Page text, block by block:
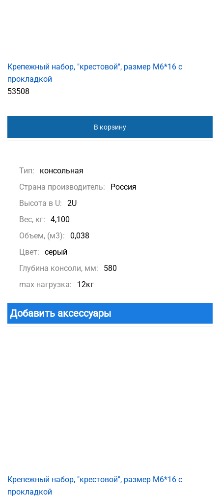
Крепежный набор, "крестовой", размер M6*16 с
прокладкой
53508
В корзину
Тип:
консольная
Страна производитель:
Россия
Высота в U:
2U
Вес, кг:
4,100
Объем, (м3):
0,038
Цвет:
серый
Глубина консоли, мм:
580
max нагрузка:
12кг
Добавить аксессуары
Крепежный набор, "крестовой", размер M6*16 с
прокладкой